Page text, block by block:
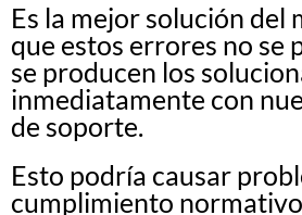
Es la mejor solución del
que estos errores no se
se producen los
inmediatamente con
de soporte.
Esto podría causar
cumplimiento